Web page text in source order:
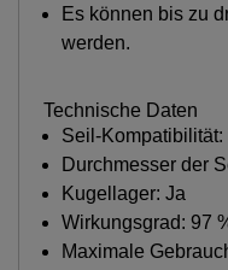
Es können bis zu
werden.
Technische Daten
Seil-Kompatibilität:
Durchmesser der
Kugellager: Ja
Wirkungsgrad: 97
Maximale